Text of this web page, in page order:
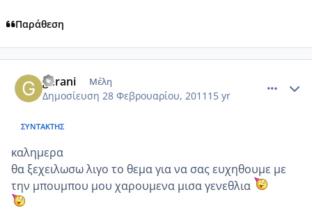
Παράθεση
gerani Μέλη
Δημοσίευση 28 Φεβρουαρίου, 2011 15 yr
ΣΥΝΤΆΚΤΗΣ
καλημερα
θα ξεχειλωσω λιγο το θεμα για να σας ευχηθουμε με
την μπουμπου μου χαρουμενα μισα γενεθλια